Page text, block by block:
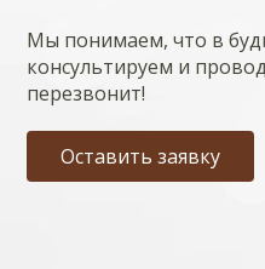
Мы понимаем, что в
консультируем и
перезвонит!
Оставить заявку